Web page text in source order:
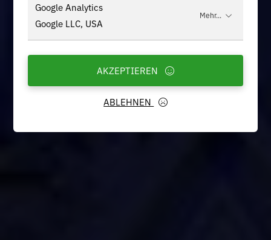
Google Analytics
Google LLC, USA
Mehr...
ABLEHNEN
AKZEPTIEREN